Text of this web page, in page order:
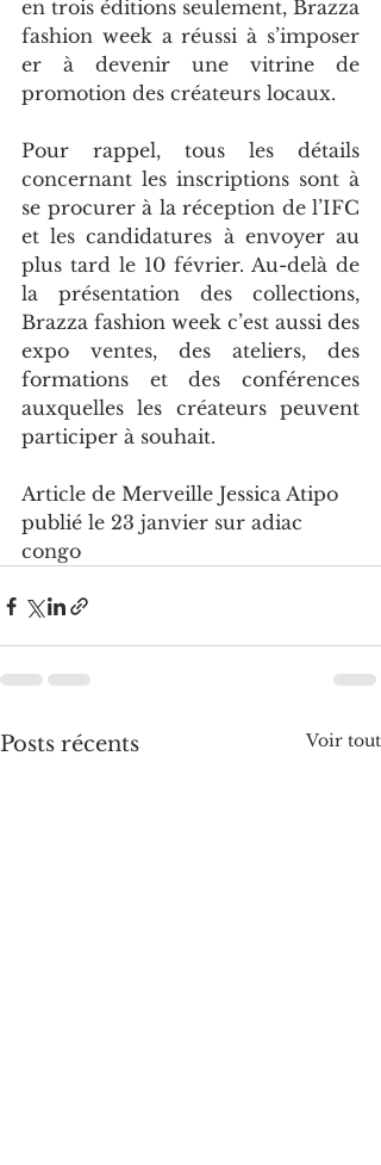
en trois éditions seulement, Brazza
fashion week a réussi à s’imposer
er à devenir une vitrine de
promotion des créateurs locaux.
Pour rappel, tous les détails
concernant les inscriptions sont à
se procurer à la réception de l’IFC
et les candidatures à envoyer au
plus tard le 10 février. Au-delà de
la présentation des collections,
Brazza fashion week c’est aussi des
expo ventes, des ateliers, des
formations et des conférences
auxquelles les créateurs peuvent
participer à souhait.
Article de Merveille Jessica Atipo
publié le 23 janvier sur adiac
congo
Posts récents Voir tout